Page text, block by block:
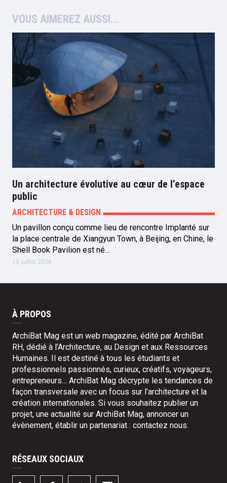
VOUS AIMEREZ AUSSI
Un architecture évolutive au cœur de l’espace
public
ARCHITECTURE & DESIGN
Un pavillon conçu comme lieu de rencontre Implanté sur
la place centrale de Xiangyun Town, à Beijing, en Chine, le
Shell Book Pavilion est né…
15 juillet 2026
À PROPOS
ArchiBat Mag est un web magazine, édité par ArchiBat
RH, dédié à l’Architecture, au Design et aux Ressources
Humaines. Il est destiné à tous les étudiants et
professionnels passionnés, curieux, créatifs, voyageurs,
entrepreneurs… ArchiBat Mag décrypte les tendances de
façon transversale avec un focus sur l’architecture et la
création internationales. Si vous souhaitez publier un
projet, une actualité sur ArchiBat Mag, annoncer un
évènement, établir un partenariat : contactez nous.
RÉSEAUX SOCIAUX